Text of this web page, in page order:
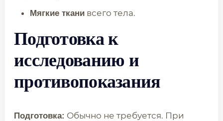
Мягкие ткани всего тела.
Подготовка к
исследованию и
противопоказания
Подготовка: Обычно не требуется. При